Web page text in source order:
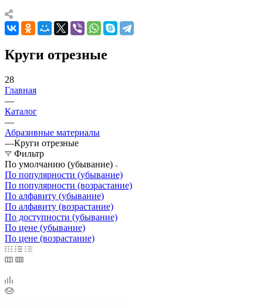
Круги отрезные
28
Главная
—
Каталог
—
Абразивные материалы
—Круги отрезные
Фильтр
По умолчанию (убывание)
По популярности (убывание)
По популярности (возрастание)
По алфавиту (убывание)
По алфавиту (возрастание)
По доступности (убывание)
По цене (убывание)
По цене (возрастание)